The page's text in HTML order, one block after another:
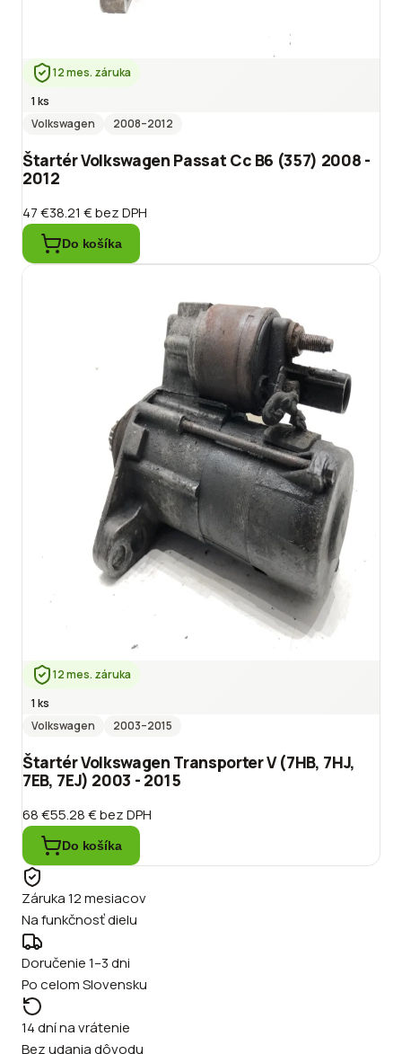
12 mes. záruka
1 ks
Volkswagen
2008–2012
Štartér Volkswagen Passat Cc B6 (357) 2008 -
2012
47 €38.21 €bez DPH
Do košíka
12 mes. záruka
1 ks
Volkswagen
2003–2015
Štartér Volkswagen Transporter V (7HB, 7HJ,
7EB, 7EJ) 2003 - 2015
68 €55.28 €bez DPH
Do košíka
Záruka 12 mesiacov
Na funkčnosť dielu
Doručenie 1–3 dni
Po celom Slovensku
14 dní na vrátenie
Bez udania dôvodu